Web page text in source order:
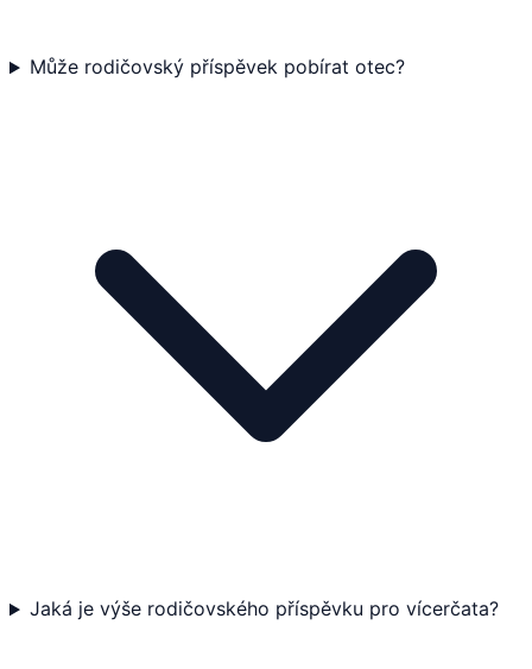
Může rodičovský příspěvek pobírat otec?
Jaká je výše rodičovského příspěvku pro vícerčata?